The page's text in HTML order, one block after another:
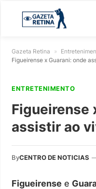
Gazeta Retina »
Figueirense x Guarani: onde
ENTRETENIMENTO
Figueirense
assistir ao
ByCENTRO DE NOTICIAS
Figueirense e